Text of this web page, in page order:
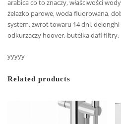
arabica co to znaczy, właściwości
żelazko parowe, woda fluorowana,
system, zwrot towaru 14 dni,
odkurzaczy hoover, butelka dafi filtry,
yyyyy
Related products